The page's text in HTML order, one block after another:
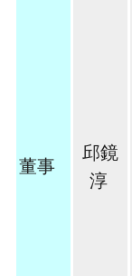
董事
邱鏡
淳